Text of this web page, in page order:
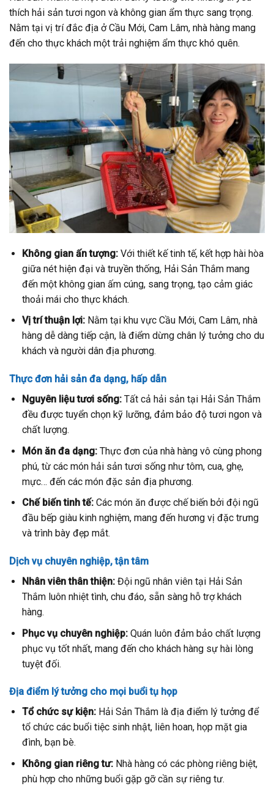
thích hải sản tươi ngon và không gian ẩm thực sang trọng.
Nằm tại vị trí đắc địa ở Cầu Mới, Cam Lâm, nhà hàng mang
đến cho thực khách một trải nghiệm ẩm thực khó quên.
Không gian ấn tượng:Với thiết kế tinh tế, kết hợp hài hòa
giữa nét hiện đại và truyền thống, Hải Sản Thắm mang
đến một không gian ấm cúng, sang trọng, tạo cảm giác
thoải mái cho thực khách.
Vị trí thuận lợi:Nằm tại khu vực Cầu Mới, Cam Lâm, nhà
hàng dễ dàng tiếp cận, là điểm dừng chân lý tưởng cho du
khách và người dân địa phương.
Thực đơn hải sản đa dạng, hấp dẫn
Nguyên liệu tươi sống:Tất cả hải sản tại Hải Sản Thắm
đều được tuyển chọn kỹ lưỡng, đảm bảo độ tươi ngon và
chất lượng.
Món ăn đa dạng:Thực đơn của nhà hàng vô cùng phong
phú, từ các món hải sản tươi sống như tôm, cua, ghẹ,
mực… đến các món đặc sản địa phương.
Chế biến tinh tế:Các món ăn được chế biến bởi đội ngũ
đầu bếp giàu kinh nghiệm, mang đến hương vị đặc trưng
và trình bày đẹp mắt.
Dịch vụ chuyên nghiệp, tận tâm
Nhân viên thân thiện:Đội ngũ nhân viên tại Hải Sản
Thắm luôn nhiệt tình, chu đáo, sẵn sàng hỗ trợ khách
hàng.
Phục vụ chuyên nghiệp:Quán luôn đảm bảo chất lượng
phục vụ tốt nhất, mang đến cho khách hàng sự hài lòng
tuyệt đối.
Địa điểm lý tưởng cho mọi buổi tụ họp
Tổ chức sự kiện:Hải Sản Thắm là địa điểm lý tưởng để
tổ chức các buổi tiệc sinh nhật, liên hoan, họp mặt gia
đình, bạn bè.
Không gian riêng tư:Nhà hàng có các phòng riêng biệt,
phù hợp cho những buổi gặp gỡ cần sự riêng tư.